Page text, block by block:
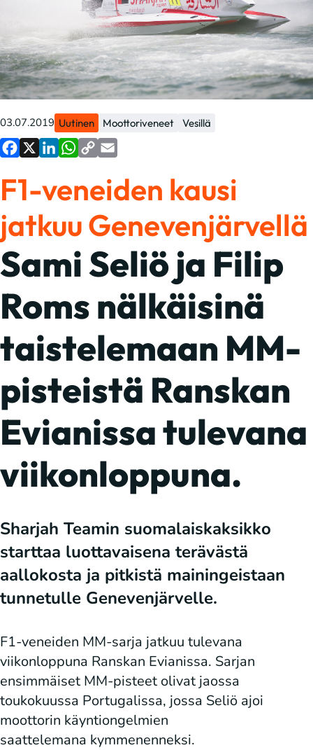
03.07.2019 Uutinen Moottoriveneet Vesillä
Link
F1-veneiden kausi
jatkuu Genevenjärvellä
Sami Seliö ja Filip
Roms nälkäisinä
taistelemaan MM-
pisteistä Ranskan
Evianissa tulevana
viikonloppuna.
Sharjah Teamin suomalaiskaksikko
starttaa luottavaisena terävästä
aallokosta ja pitkistä mainingeistaan
tunnetulle Genevenjärvelle.
F1-veneiden MM-sarja jatkuu tulevana
viikonloppuna Ranskan Evianissa. Sarjan
ensimmäiset MM-pisteet olivat jaossa
toukokuussa Portugalissa, jossa Seliö ajoi
moottorin käyntiongelmien
saattelemana kymmenenneksi.